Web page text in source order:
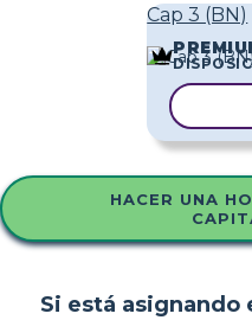
Cap 3 (BN)
HACER UNA
Si está asignando